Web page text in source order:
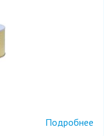
Подробнее